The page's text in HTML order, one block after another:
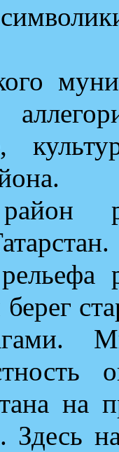
на
Здесь